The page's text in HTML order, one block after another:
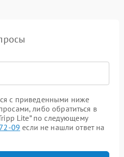
с приведенными ниже
либо обратиться в
Lite” по следующему
09 если не нашли ответ на